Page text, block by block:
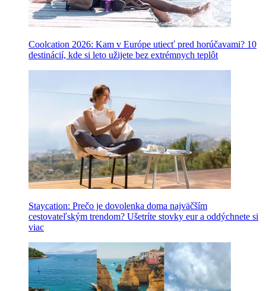
Coolcation 2026: Kam v Európe utiecť pred horúčavami? 10
destinácií, kde si leto užijete bez extrémnych teplôt
Staycation: Prečo je dovolenka doma najväčším
cestovateľským trendom? Ušetríte stovky eur a oddýchnete si
viac